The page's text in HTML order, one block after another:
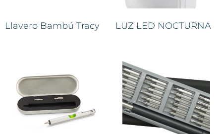
Llavero Bambú Tracy LUZ LED NOCTURNA